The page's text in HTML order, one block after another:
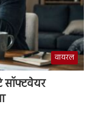
वायरल
सॉफ्टवेयर